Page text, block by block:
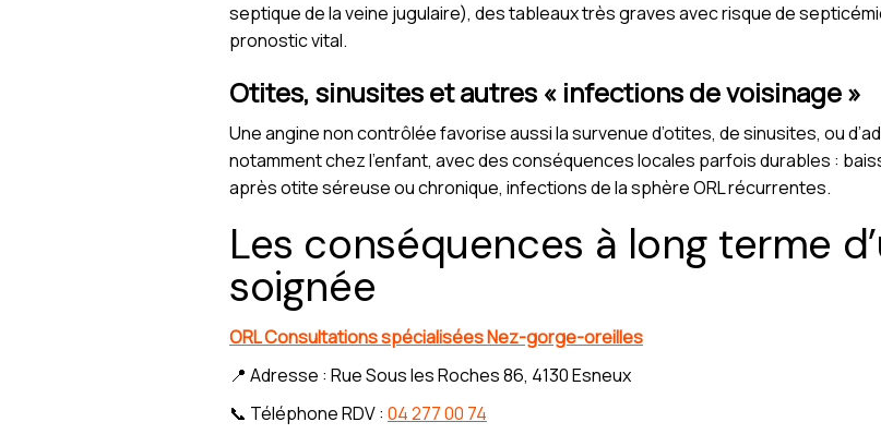
septique de la veine jugulaire), des tableaux très graves avec risque de
pronostic vital.
Otites, sinusites et autres « infections de voisinage »
Une angine non contrôlée favorise aussi la survenue d’otites, de sinusites, ou
notamment chez l’enfant, avec des conséquences locales parfois durables :
après otite séreuse ou chronique, infections de la sphère ORL récurrentes.
Les conséquences à long terme
soignée
ORL Consultations spécialisées Nez-gorge-oreilles
📍 Adresse : Rue Sous les Roches 86, 4130 Esneux
📞 Téléphone RDV : 04 277 00 74